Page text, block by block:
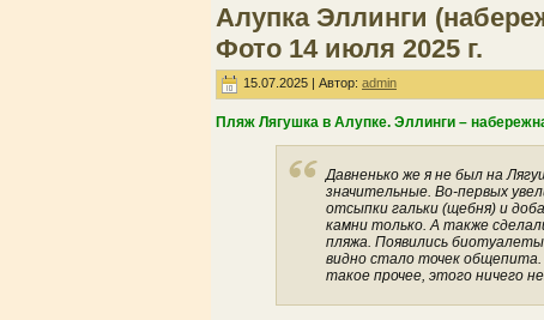
Алупка Эллинги
Фото 14 июля 2025 г.
15.07.2025 | Автор: admin
Пляж Лягушка в Алупке. Эллинги –
Давненько же я не был на
значительные. Во-первых
отсыпки гальки (щебня) и
камни только. А также
пляжа. Появились
видно стало точек общепита.
такое прочее, этого ничего